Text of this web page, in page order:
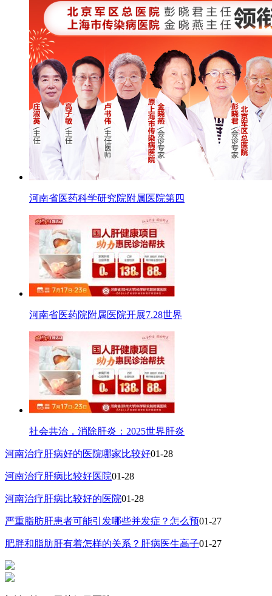
河南省医药科学研究院附属医院第四
河南省医药院附属医院开展7.28世界
社会共治，消除肝炎：2025世界肝炎
河南治疗肝病好的医院哪家比较好01-28
河南治疗肝病比较好医院01-28
河南治疗肝病比较好的医院01-28
严重脂肪肝患者可能引发哪些并发症？怎么预01-27
肥胖和脂肪肝有着怎样的关系？肝病医生高子01-27